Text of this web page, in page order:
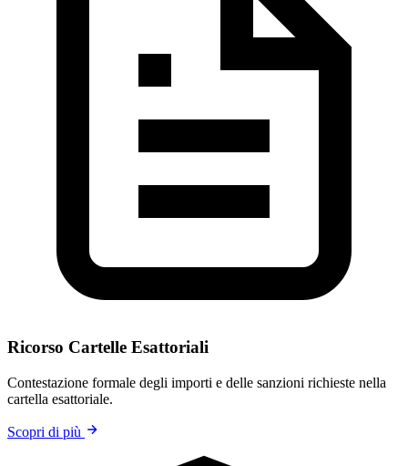
Ricorso Cartelle Esattoriali
Contestazione formale degli importi e delle sanzioni richieste nella
cartella esattoriale.
Scopri di più